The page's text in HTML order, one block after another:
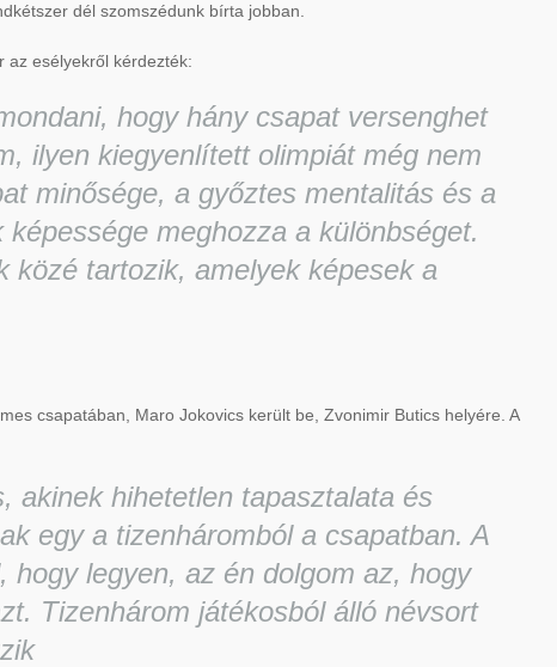
dél szomszédunk bírta jobban.
az esélyekről kérdezték:
hogy hány csapat versenghet
ilyen kiegyenlített olimpiát még nem
minősége, a győztes mentalitás és a
meghozza a különbséget.
közé tartozik, amelyek képesek a
csapatában, Maro Jokovics került be, Zvonimir Butics helyére. A
akinek hihetetlen tapasztalata és
egy a tizenháromból a csapatban. A
hogy legyen, az én dolgom az, hogy
Tizenhárom játékosból álló névsort